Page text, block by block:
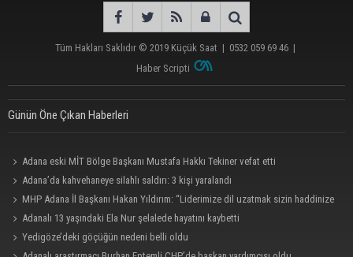
Tüm Hakları Saklıdır © 2019 Küçük Saat | 0532 059 69 46 |
Haber Scripti
Günün Öne Çıkan Haberleri
Adana eski MİT Bölge Başkanı Mustafa Hakkı Tekiner vefat etti
Adana’da kahvehaneye silahlı saldırı: 3 kişi yaralandı
MHP Adana İl Başkanı Hakan Yıldırım: “Liderimize dil uzatmak sizin haddinize
değildir”
Adanalı 13 yaşındaki Ela Nur şelalede hayatını kaybetti
Yedigöze’deki göçüğün nedeni belli oldu